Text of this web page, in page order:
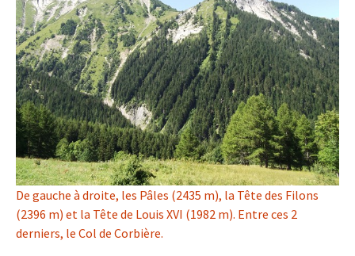
De gauche à droite, les Pâles (2435 m), la Tête des Filons
(2396 m) et la Tête de Louis XVI (1982 m). Entre ces 2
derniers, le Col de Corbière.